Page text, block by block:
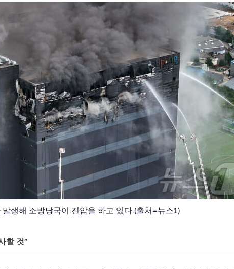
생해 소방당국이 진압을 하고 있다.(출처=뉴스1)
할 것”